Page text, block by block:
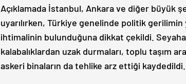
Açıklamada İstanbul, Ankara ve diğer büyük
uyarılırken, Türkiye genelinde politik
ihtimalinin bulunduğuna dikkat çekildi.
kalabalıklardan uzak durmaları, toplu taşım
askeri binaların da tehlike arz ettiği kaydedildi.